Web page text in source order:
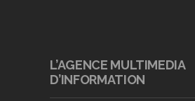
L’AGENCE MULTIMEDIA
D’INFORMATION